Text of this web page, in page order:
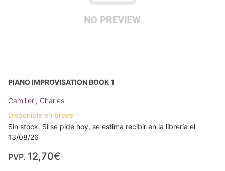
PIANO IMPROVISATION BOOK 1
Camilleri, Charles
Disponible en breve
Sin stock. Si se pide hoy, se estima recibir en la librería el
13/08/26
PVP. 12,70€